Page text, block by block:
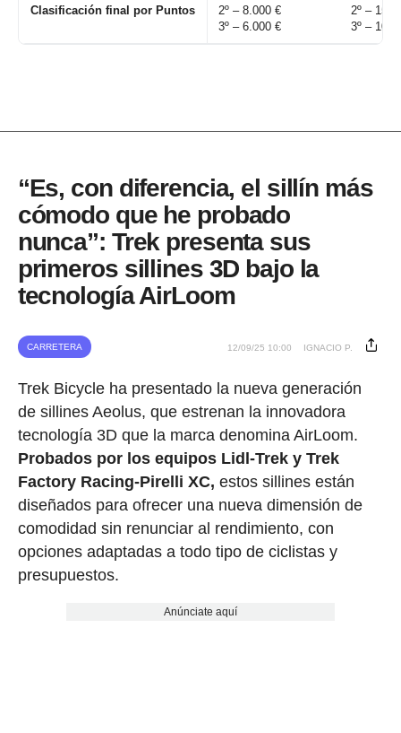
Clasificación final por Puntos
2º – 8.000 €
3º – 6.000 €
2º –
3º –
“Es, con diferencia, el sillín más
cómodo que he probado
nunca”: Trek presenta sus
primeros sillines 3D bajo la
tecnología AirLoom
CARRETERA 12/09/25 10:00 IGNACIO P.
Trek Bicycle ha presentado la nueva generación
de sillines Aeolus, que estrenan la innovadora
tecnología 3D que la marca denomina AirLoom.
Probados por los equipos Lidl-Trek y Trek
Factory Racing-Pirelli XC, estos sillines están
diseñados para ofrecer una nueva dimensión de
comodidad sin renunciar al rendimiento, con
opciones adaptadas a todo tipo de ciclistas y
presupuestos.
Anúnciate aquí